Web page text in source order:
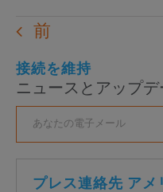
ブ
を
前
接続を維持
ニュースとアップ
プレス連絡先 アメ